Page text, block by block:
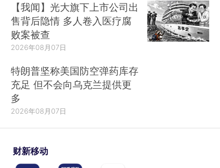
【我闻】光大旗下上市公司出
售背后隐情 多人卷入医疗腐
败案被查
2026年08月07日
特朗普坚称美国防空弹药库存
充足 但不会向乌克兰提供更
多
2026年08月07日
财新移动